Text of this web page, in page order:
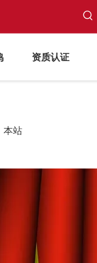
资质认证
本站